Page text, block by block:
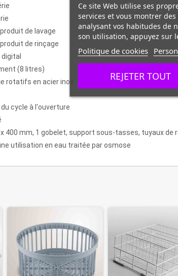
de lavage
de rinçage
(8 litres)
rotatifs en acier inox
cycle à l'ouverture
x 400 mm, 1 gobelet, support sous-tasses, tuyaux
utilisation en eau traitée par osmose
Ce site Web utilise ses
services et vous montrer
analysant vos habitudes de
son utilisation, appuyez sur
Politique de cookies
REJETER TOUT